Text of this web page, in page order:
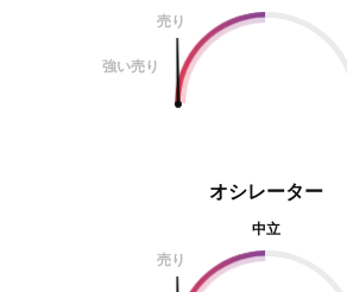
オシレーター
中立
売り
売り
強い売り